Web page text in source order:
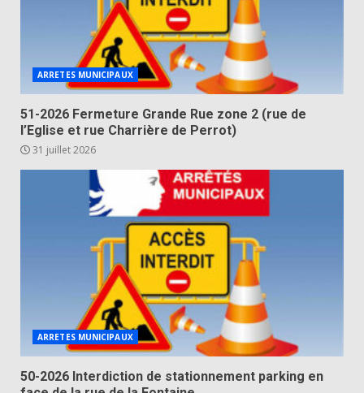
ARRETES MUNICIPAUX
51-2026 Fermeture Grande Rue zone 2 (rue de
l’Eglise et rue Charrière de Perrot)
31 juillet 2026
ARRETES MUNICIPAUX
50-2026 Interdiction de stationnement parking en